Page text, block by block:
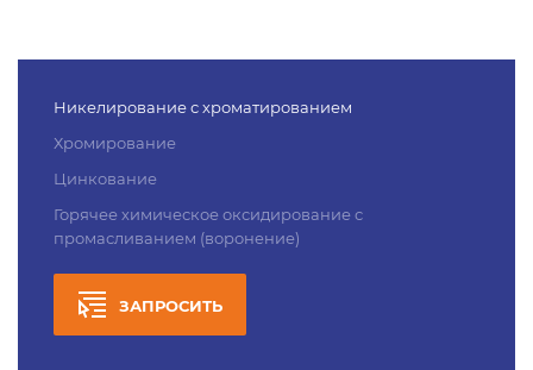
Никелирование с хроматированием
Хромирование
Цинкование
Горячее химическое оксидирование с
промасливанием (воронение)
ЗАПРОСИТЬ